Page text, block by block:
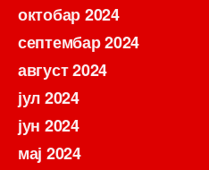
октобар 2024
септембар 2024
август 2024
јул 2024
јун 2024
мај 2024